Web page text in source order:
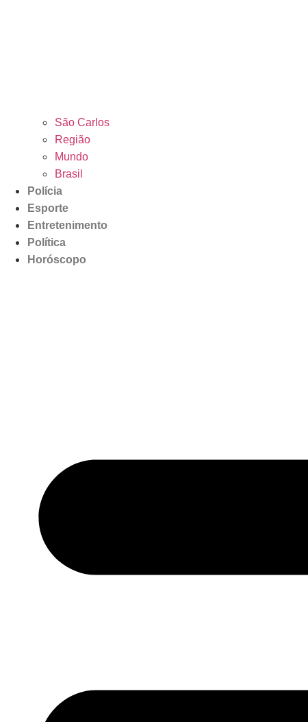
São Carlos
Região
Mundo
Brasil
Polícia
Esporte
Entretenimento
Política
Horóscopo